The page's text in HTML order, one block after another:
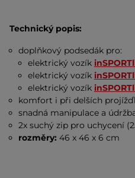
Technický popis:
doplňkový podsedák pro:
elektrický vozík
elektrický vozík
elektrický vozík
komfort i při delších
snadná manipulace a
2x suchý zip pro uchycení
rozměry:46 x 46 x 6 cm